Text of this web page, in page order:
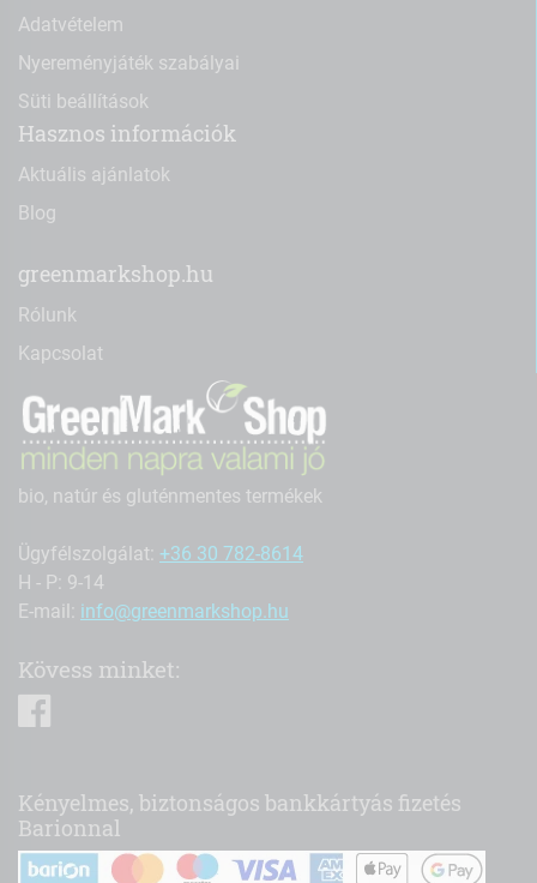
Adatvételem
Nyereményjáték szabályai
Süti beállítások
Hasznos információk
Aktuális ajánlatok
Blog
greenmarkshop.hu
Rólunk
Kapcsolat
bio, natúr és gluténmentes termékek
Ügyfélszolgálat: +36 30 782-8614
H - P: 9-14
E-mail: info@greenmarkshop.hu
Kövess minket:
Kényelmes, biztonságos bankkártyás fizetés
Barionnal